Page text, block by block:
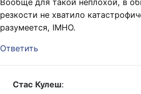
резкости не хватило
разумеется, IMHO.
Ответить
Стас Кулеш: